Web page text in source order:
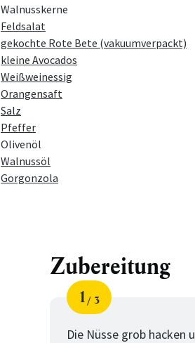
Zutat
Walnusskerne
Feldsalat
gekochte Rote Bete (vakuumverpackt)
kleine Avocados
Weißweinessig
Orangensaft
Salz
Pfeffer
Olivenöl
Walnussöl
Gorgonzola
Zubereitung
Schritt
1
von
3
Die Nüsse grob